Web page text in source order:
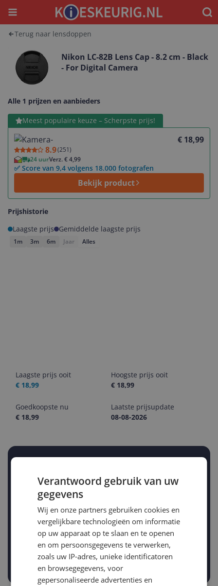
Menu
Terug naar lensdoppen
Nikon LC-82B Lens Cap - 8.2 cm - Black
- For Digital Camera
Alle 1 prijzen en aanbieders
Meest populaire keuze – Scherpste prijs!
8.9(251)
€ 18,99
24 uurVerz. € 4,99
✅ Score van 9,4 volgens 18.000 fotografen
Bekijk product
Bekijk product
Prijshistorie
Laagste prijs
Gemiddelde laagste prijs
1m 3m 6m Jaar Alles
Laagste prijs ooit
€ 18,99
Hoogste prijs ooit
€ 18,99
Goedkoopste nu
€ 18,99
Laatste prijsupdate
08-08-2026
Jouw e-mailadres
Gewenste daling of bedrag
-10% -15%
Gewenste prijs
€
Prijsalert aanzetten
Verantwoord gebruik van uw
gegevens
Wij en onze partners gebruiken cookies en
vergelijkbare technologieën om informatie
op uw apparaat op te slaan en te openen
en om persoonsgegevens te verwerken,
zoals uw IP-adres, unieke identificatoren
en browsegegevens, voor
gepersonaliseerde advertenties en